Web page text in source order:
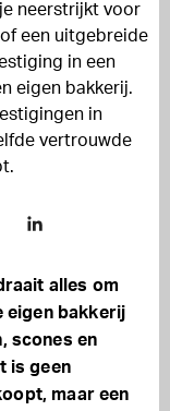
je neerstrijkt voor
een uitgebreide
in een
eigen bakkerij.
in
vertrouwde
alles om
eigen bakkerij
scones en
is geen
maar een